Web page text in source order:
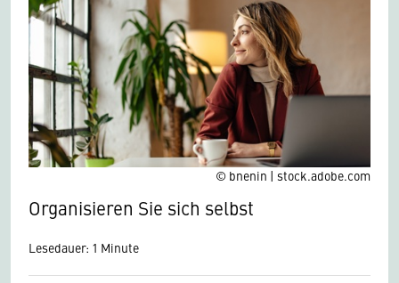
© bnenin | stock.adobe.com
Organisieren Sie sich selbst
Lesedauer: 1 Minute